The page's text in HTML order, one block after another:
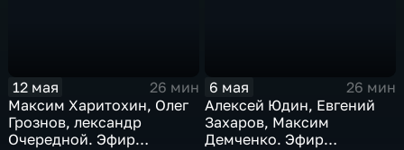
12 мая
26 мин
Максим Харитохин, Олег
Грознов, лександр
Очередной. Эфир
6 мая
26 мин
Алексей Юдин, Евгений
Захаров, Максим
Демченко. Эфир